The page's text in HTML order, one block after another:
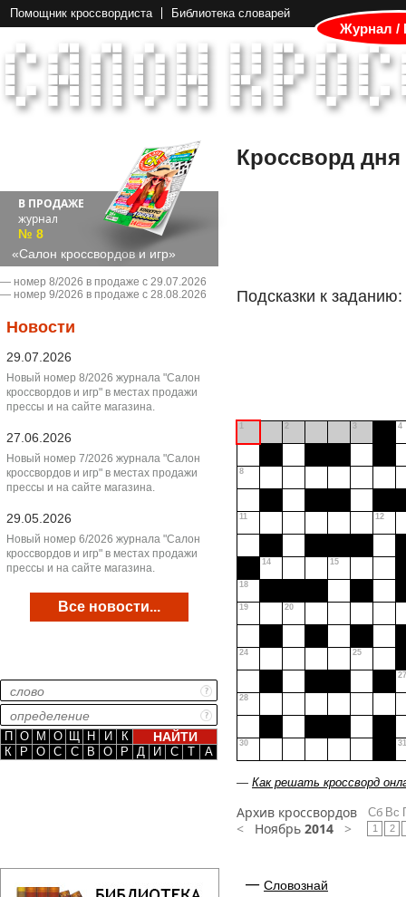
Помощник кроссвордиста Библиотека словарей
Журнал /
В ПРОДАЖЕ
журнал
№ 8
«Салон кроссвордов и игр»
― номер 8/2026 в продаже с 29.07.2026
― номер 9/2026 в продаже с 28.08.2026
Новости
29.07.2026
Новый номер 8/2026 журнала "Салон
кроссвордов и игр" в местах продажи
прессы и на сайте магазина.
27.06.2026
Новый номер 7/2026 журнала "Салон
кроссвордов и игр" в местах продажи
прессы и на сайте магазина.
29.05.2026
Новый номер 6/2026 журнала "Салон
кроссвордов и игр" в местах продажи
прессы и на сайте магазина.
Все новости...
П О М О Щ Н И
К
К
Р О С С В О Р Д И С Т А
Кроссворд дня
Подсказки к заданию:
1 2 3 4
8
11 12
14 15
18
19 20
24 25
27
28
30 31
— Как решать кроссворд
Архив кроссвордов
< Ноябрь 2014 >
Сб
1
Вс
2
Словознай